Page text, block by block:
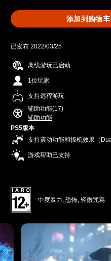
添加到购物车
已发布 2022/03/25
离线游玩已启动
1位玩家
支持远程游玩
辅助功能(17)
辅助功能
PS5版本
支持震动功能和扳机效果（
游戏帮助已支持
中度暴力, 恐怖, 轻微咒骂